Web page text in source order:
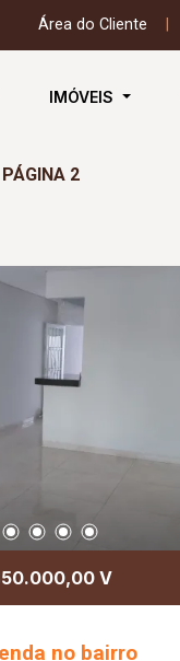
Área do Cliente
IMÓVEIS
2
V
no bairro